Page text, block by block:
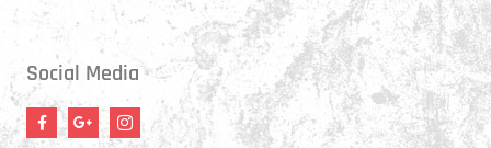
17:30 - 21:00 Uhr
Social Media